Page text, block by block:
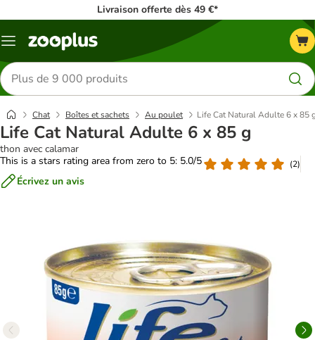
Livraison offerte dès 49 €*
Menu
Rechercher
des
produits
Chat Boîtes et sachets Au poulet Life Cat Natural Adulte 6 x 85
Life Cat Natural Adulte 6 x 85 g
thon avec calamar
This is a stars rating area from zero to 5: 5.0/5
(2)
Écrivez un avis